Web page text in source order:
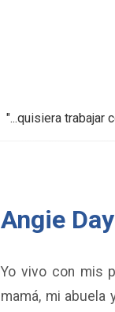
"...quisiera trabajar
Angie
Yo vivo con mis
mamá, mi abuela